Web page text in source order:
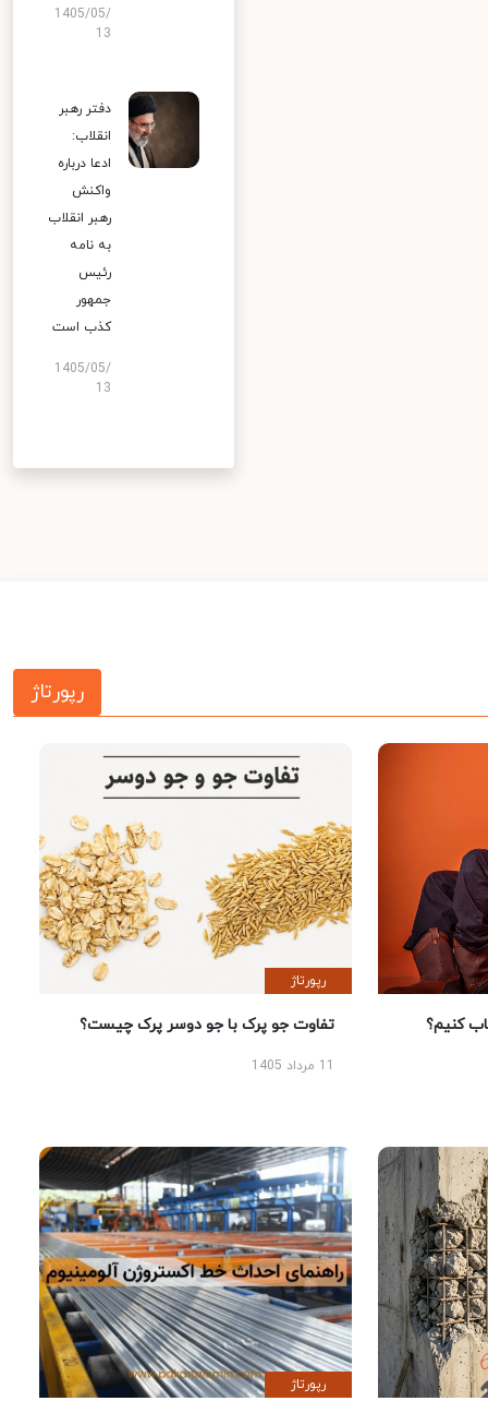
1405/05/
13
دفتر رهبر
انقلاب:
ادعا درباره
واکنش
رهبر انقلاب
به نامه
رئیس
جمهور
کذب است
1405/05/
13
رپورتاژ
کنیم؟
رپورتاژ
تفاوت جو پرک با جو دوسر پرک چیست؟
رپورتاژ